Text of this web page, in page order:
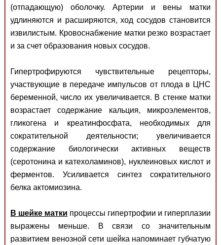
(отпадающую) оболочку. Артерии и вены матки
удлиняются и расширяются, ход сосудов становится
извилистым. Кровоснабжение матки резко возрастает
и за счет образования новых сосудов.
Гипертрофируются чувствительные рецепторы,
участвующие в передаче импульсов от плода в ЦНС
беременной, число их увеличивается. В стенке матки
возрастает содержание кальция, микроэлементов,
гликогена и креатинфосфата, необходимых для
сократительной деятельности; увеличивается
содержание биологически активных веществ
(серотонина и катехоламинов), нуклеиновых кислот и
ферментов. Усиливается синтез сократительного
белка актомиозина.
В шейке матки процессы гипертрофии и гиперплазии
выражены меньше. В связи со значительным
развитием венозной сети шейка напоминает губчатую